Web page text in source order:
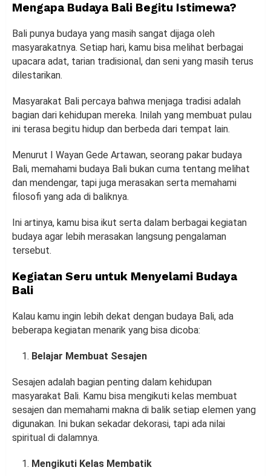
Mengapa Budaya Bali Begitu Istimewa?
Bali punya budaya yang masih sangat dijaga oleh
masyarakatnya. Setiap hari, kamu bisa melihat berbagai
upacara adat, tarian tradisional, dan seni yang masih terus
dilestarikan.
Masyarakat Bali percaya bahwa menjaga tradisi adalah
bagian dari kehidupan mereka. Inilah yang membuat pulau
ini terasa begitu hidup dan berbeda dari tempat lain.
Menurut I Wayan Gede Artawan, seorang pakar budaya
Bali, memahami budaya Bali bukan cuma tentang melihat
dan mendengar, tapi juga merasakan serta memahami
filosofi yang ada di baliknya.
Ini artinya, kamu bisa ikut serta dalam berbagai kegiatan
budaya agar lebih merasakan langsung pengalaman
tersebut.
Kegiatan Seru untuk Menyelami Budaya
Bali
Kalau kamu ingin lebih dekat dengan budaya Bali, ada
beberapa kegiatan menarik yang bisa dicoba:
Belajar Membuat Sesajen
Sesajen adalah bagian penting dalam kehidupan
masyarakat Bali. Kamu bisa mengikuti kelas membuat
sesajen dan memahami makna di balik setiap elemen yang
digunakan. Ini bukan sekadar dekorasi, tapi ada nilai
spiritual di dalamnya.
Mengikuti Kelas Membatik